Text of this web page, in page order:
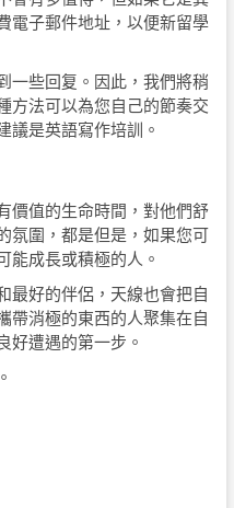
電子郵件地址，以便新留學
一些回复。因此，我們將稍
方法可以為您自己的節奏交
議是英語寫作培訓。
價值的生命時間，對他們舒
氛圍，都是但是，如果您可
能成長或積極的人。
最好的伴侶，天線也會把自
帶消極的東西的人聚集在自
好遭遇的第一步。